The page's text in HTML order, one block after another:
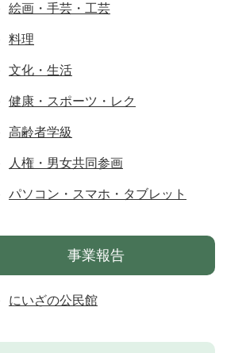
絵画・手芸・工芸
料理
文化・生活
健康・スポーツ・レク
高齢者学級
人権・男女共同参画
パソコン・スマホ・タブレット
事業報告
にいざの公民館